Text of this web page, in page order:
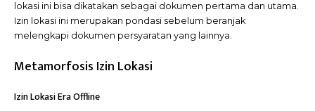
lokasi ini bisa dikatakan sebagai dokumen pertama dan utama.
Izin lokasi ini merupakan pondasi sebelum beranjak
melengkapi dokumen persyaratan yang lainnya.
Metamorfosis Izin Lokasi
Izin Lokasi Era Offline